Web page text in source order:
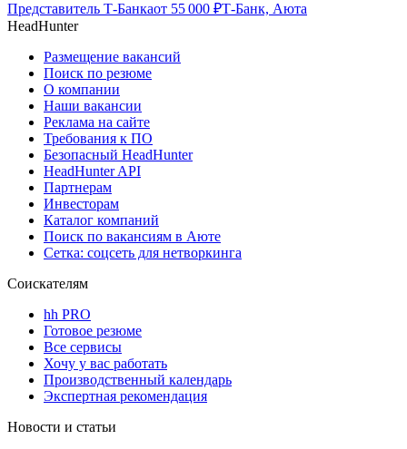
Представитель Т-Банкаот 55 000 ₽Т-Банк, Аюта
HeadHunter
Размещение вакансий
Поиск по резюме
О компании
Наши вакансии
Реклама на сайте
Требования к ПО
Безопасный HeadHunter
HeadHunter API
Партнерам
Инвесторам
Каталог компаний
Поиск по вакансиям в Аюте
Сетка: соцсеть для нетворкинга
Соискателям
hh PRO
Готовое резюме
Все сервисы
Хочу у вас работать
Производственный календарь
Экспертная рекомендация
Новости и статьи